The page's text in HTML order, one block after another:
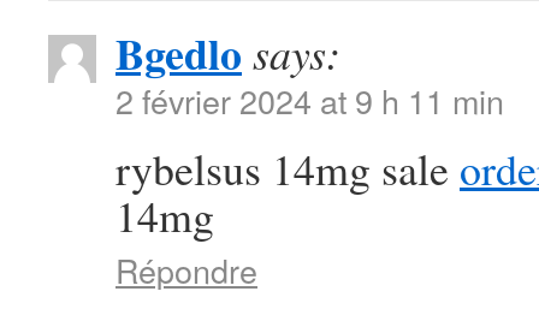
Bgedlo says:
2 février 2024 at 9 h 11 min
rybelsus 14mg sale
14mg
Répondre